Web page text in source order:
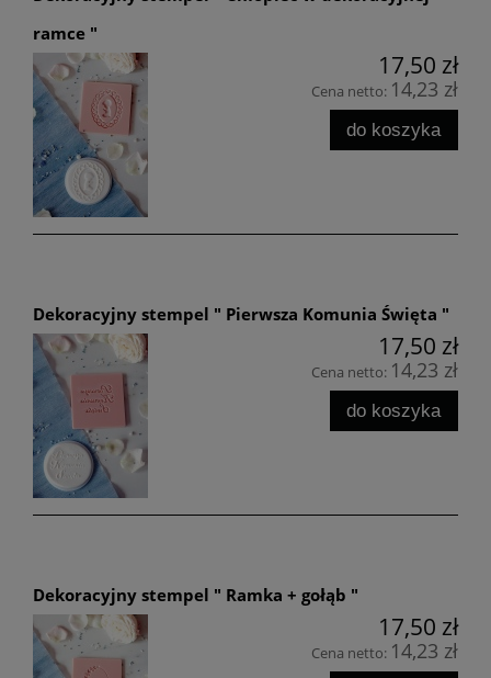
ramce "
17,50 zł
Cena netto: 14,23 zł
do koszyka
Dekoracyjny stempel " Pierwsza Komunia Święta "
17,50 zł
Cena netto: 14,23 zł
do koszyka
Dekoracyjny stempel " Ramka + gołąb "
17,50 zł
Cena netto: 14,23 zł